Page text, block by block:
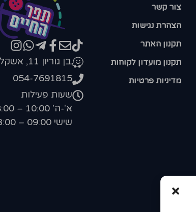
צור קשר
הצהרת נגישות
תקנון האתר
תקנון מועדון לקוחות
מדיניות פרטיות
בן גוריון 11, אשקלון
054-7691815
שעות פעילות
א'-ה' 10:00 – 18:00
שישי 09:00 – 13:00